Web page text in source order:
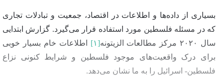
بسیاری از داده‌ها و اطلاعات در اقتصاد، جمعیت و تبادلات تجاری
که در مسئله فلسطین مورد استفاده قرار می‌گیرد. گزارش ابتدایی
سال ۲۰۲۰ مرکز مطالعات الزیتونه
[۱]
اطلاعات خام بسیار خوبی
برای درک واقعیت‌های موجود فلسطین و شرایط کنونی نزاع
فلسطین- اسرائیل را به ما نشان می‌دهد.